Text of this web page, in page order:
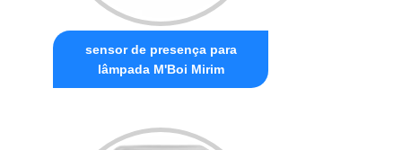
sensor de presença para
lâmpada M'Boi Mirim